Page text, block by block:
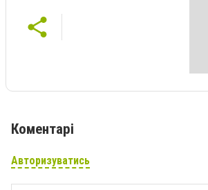
Коментарі
Авторизуватись